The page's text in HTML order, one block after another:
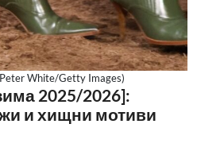
White/Getty Images)
2025/2026]:
и хищни мотиви